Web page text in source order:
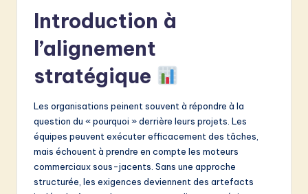
o
Introduction à
l’alignement
stratégique
Les organisations peinent souvent à répondre à la
question du « pourquoi » derrière leurs projets. Les
équipes peuvent exécuter efficacement des tâches,
mais échouent à prendre en compte les moteurs
commerciaux sous-jacents. Sans une approche
structurée, les exigences deviennent des artefacts